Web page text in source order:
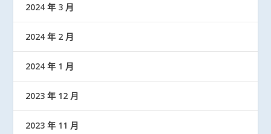
2024 年 3 月
2024 年 2 月
2024 年 1 月
2023 年 12 月
2023 年 11 月